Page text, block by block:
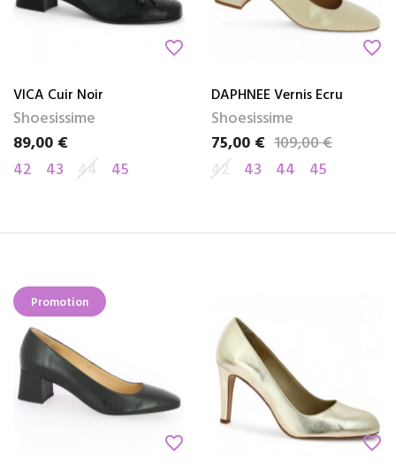
favorite_border
VICA Cuir Noir
Shoesissime
Prix
89,00 €
42
43 44 45
favorite_border
DAPHNEE Vernis Ecru
Shoesissime
Prix
75,00 €
Prix de base109,00 €
42
43 44 45
Promotion
favorite_border favorite_border